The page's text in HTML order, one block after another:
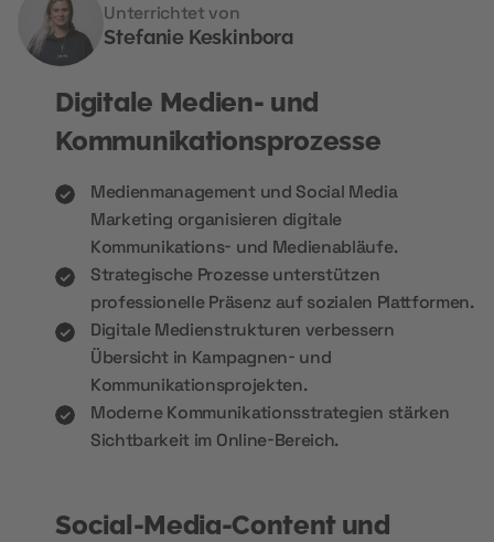
Unterrichtet von
Stefanie Keskinbora
Digitale Medien- und
Kommunikationsprozesse
Medienmanagement und Social Media
Marketing organisieren digitale
Kommunikations- und Medienabläufe.
Strategische Prozesse unterstützen
professionelle Präsenz auf sozialen Plattformen.
Digitale Medienstrukturen verbessern
Übersicht in Kampagnen- und
Kommunikationsprojekten.
Moderne Kommunikationsstrategien stärken
Sichtbarkeit im Online-Bereich.
Social-Media-Content und